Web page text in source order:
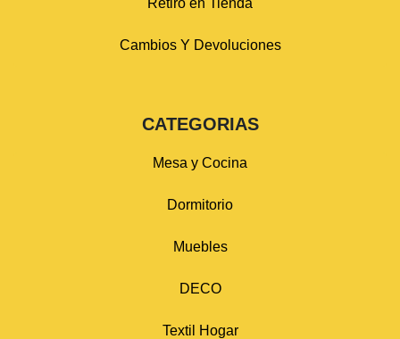
Cambios Y Devoluciones
CATEGORIAS
Mesa y Cocina
Dormitorio
Muebles
DECO
Textil Hogar